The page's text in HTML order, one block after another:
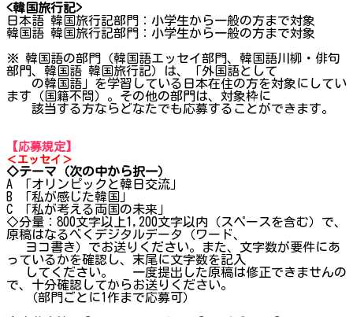
<韓国旅行記>
日本語 韓国旅行記部門：小学生から一般の方まで対象
韓国語 韓国旅行記部門：小学生から一般の方まで対象
※ 韓国語の部門（韓国語エッセイ部門、韓国語川柳・俳句
部門、韓国語 韓国旅行記）は、「外国語として
の韓国語」を学習している日本在住の方を対象にしてい
ます（国籍不問）。その他の部門は、対象枠に
該当する方ならどなたでも応募することができます。
【応募規定】
＜エッセイ＞
◇テーマ（次の中から択一）
A 「オリンピックと韓日交流」
B 「私が感じた韓国」
C 「私が考える両国の未来」
◇分量：800文字以上1,200文字以内（スペースを含む）で、
原稿はなるべくデジタルデータ（ワード、
ヨコ書き）でお送りください。また、文字数が要件にあ
っているかを確認し、末尾に文字数を記入
してください。 一度提出した原稿は修正できませんの
で、十分確認してからお送りください。
（部門ごとに1作まで応募可）